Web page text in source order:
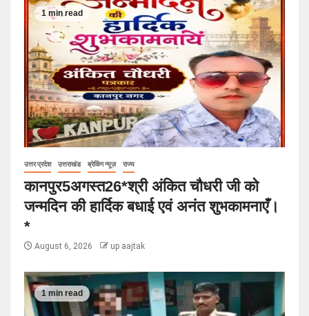
1 min read
उत्तर प्रदेश उत्तराखंड ब्रेकिंग न्यूज़ राज्य
कानपुर5अगस्त26*श्री अंकित चौधरी जी को
जन्मदिन की हार्दिक बधाई एवं अनंत शुभकामनाएँ।
*
August 6, 2026 up aajtak
1 min read